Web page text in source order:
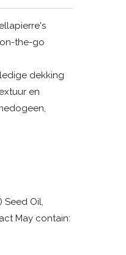
the-go
dekking
en
Seed Oil,
May contain: